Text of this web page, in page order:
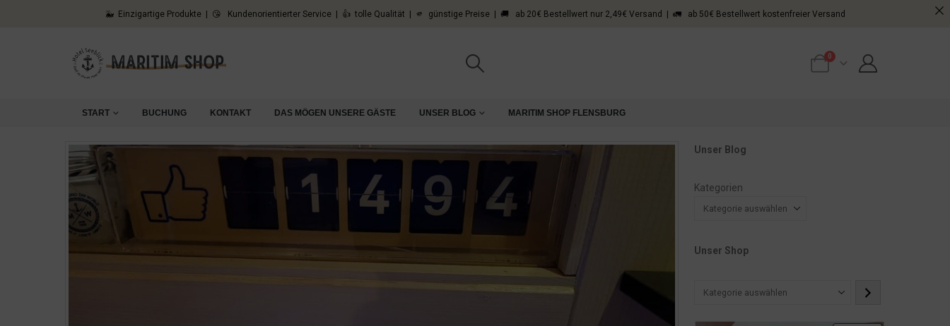
🐳 Einzigartige Produkte | 😘 Kundenorientierter Service | 👍 tolle Qualität | 🫵 günstige Preise | 🚚 ab 20€ Bestellwert nur 2,49€ Versand | 🚛 ab 50€ Bestellwert kostenfreier Versand
0
START BUCHUNG KONTAKT DAS MÖGEN UNSERE GÄSTE UNSER BLOG MARITIM SHOP FLENSBURG
Unser Blog
Kategorien
Unser Shop
Kategorie